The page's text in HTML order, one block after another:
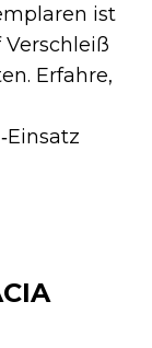
ist
Erfahre,